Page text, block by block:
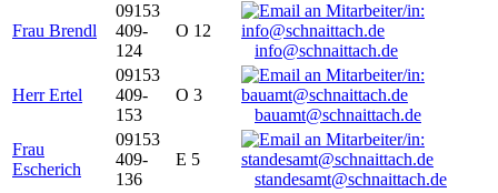
Frau Brendl
09153
409-
124
O 12
info@schnaittach.de
Herr Ertel
09153
409-
153
O 3
bauamt@schnaittach.de
Frau
Escherich
09153
409-
136
E 5
standesamt@schnaittach.de